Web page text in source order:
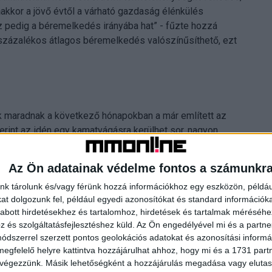
Az Ön adatainak védelme fontos a
tárolunk és/vagy férünk hozzá információkhoz egy eszközön,
dolgozunk fel, például egyedi azonosítókat és standard
hirdetésekhez és tartalomhoz, hirdetések és tartalmak
és szolgáltatásfejlesztéshez küld. Az Ön engedélyével mi és a
szerzett pontos geolokációs adatokat és azonosítási
helyre kattintva hozzájárulhat ahhoz, hogy mi és a 1731
Másik lehetőségként a hozzájárulás megadása vagy
a jövő évtől a várható gazdaság élénkülés
a béremelkedés irányába hat” - fűzte hozzá
átlagos béremelkedés valószínűsíthető, ezt
a következő hónapokban a már említett az
az idén egy kamatvágásra kerülhet sor, nagyon
elképzelhetetlen. A magyar jegybank
látnának szívesen, mivel ez hozzájárul az
hetekben, hónapokban a magyar deviza némi
nemzetközi vásárlókat vonzott a piacra. Hozzáfűzte:
további forinterősödést hozhatna.